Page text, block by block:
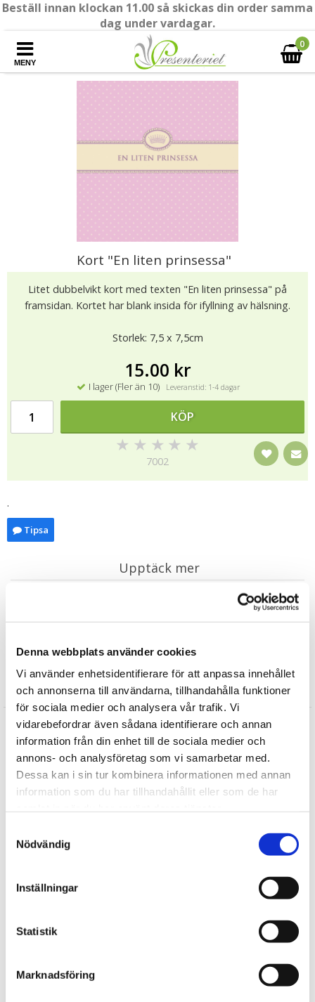
Denna webbplats använder cookies
Vi använder enhetsidentifierare för att anpassa innehållet
och annonserna till användarna, tillhandahålla funktioner
för sociala medier och analysera vår trafik. Vi
vidarebefordrar även sådana identifierare och annan
information från din enhet till de sociala medier och
annons- och analysföretag som vi samarbetar med.
Dessa kan i sin tur kombinera informationen med annan
information som du har tillhandahållit eller som de har
Nödvändig
Inställningar
Statistik
Marknadsföring
Beställ innan klockan 11.00 så skickas din order samma
dag under vardagar.
MENY
0
Kort "En liten prinsessa"
Litet dubbelvikt kort med texten "En liten prinsessa" på
framsidan. Kortet har blank insida för ifyllning av hälsning.
Storlek: 7,5 x 7,5cm
15.00 kr
I lager (Fler än 10) Leveranstid: 1-4 dagar
KÖP
★ ★ ★ ★ ★
7002
.
Tipsa
Upptäck mer
Doppresenter
Recensioner
Produkten har inga recensioner
Skriv en recension
Andra köpte också
Bestickset, Alfons Åberg, 3
★ ★ ★